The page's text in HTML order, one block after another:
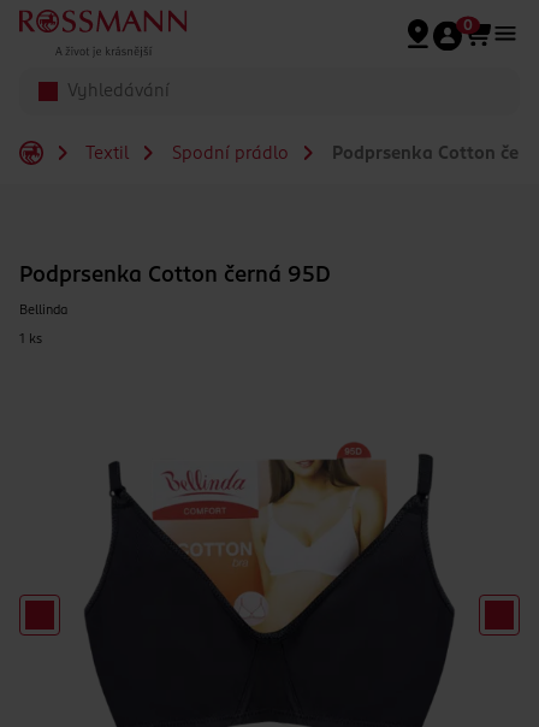
Přeskočit na hlavmní obsah
0
Textil Spodní prádlo Podprsenka Cotton
Podprsenka Cotton černá 95D
Bellinda
1 ks